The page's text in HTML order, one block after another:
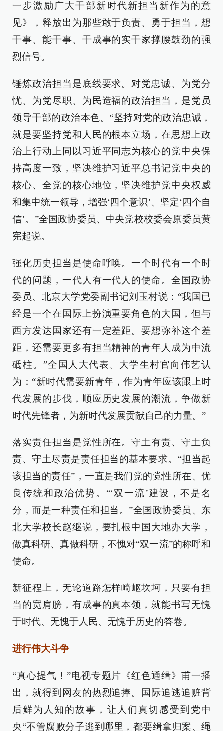
一步激励广大干部新时代新担当新作为的意
见》，释放出为那些敢于负责、勇于担当，想
干事、能干事、干成事的实干家撑腰鼓劲的强
烈信号。
锤炼政治担当是底线要求。对党忠诚、为党分
忧、为党尽职、为民造福的政治担当，是党员
领导干部的政治本色。“坚持对党的政治忠诚，
就是要坚持党和人民的根本立场，在思想上政
治上行动上同以习近平同志为核心的党中央保
持高度一致，坚决维护习近平总书记党中央的
核心、全党的核心地位，坚决维护党中央权威
和集中统一领导，增强‘四个意识’、坚定‘四个自
信’。”全国政协委员、中央党校校委会原委员黄
宪起说。
强化历史担当是使命呼唤。一个时代有一个时
代的问题，一代人有一代人的使命。全国政协
委员、北京大学党委副书记刘玉村说：“我国已
经是一个在国际上扮演重要角色的大国，但与
西方发达国家还有一定差距。要想弥补这个差
距，还需要更多有担当精神的青年人成为中流
砥柱。”全国人大代表、大学生村官向伟艺认
为：“新时代需要新青年，作为青年应该跟上时
代发展的步伐，顺应历史发展的潮流，争做新
时代先锋者，为新时代发展贡献自己的力量。”
落实责任担当是党性所在。守土有责、守土负
责、守土尽责是责任担当的基本要求。“担当起
该担当的责任”，一直是我们党的党性所在、优
良传统和政治优势。“‘双一流’建设，不是名
分，而是一种责任和担当。”全国政协委员、东
北大学校长赵继说，要扎根中国大地办大学，
做真科研、真做科研，不愧对“双一流”的称呼和
使命。
新征程上，无论道路怎样崎岖坎坷，只要有担
当的宽肩膀，有成事的真本领，就能书写无愧
于时代、无愧于人民、无愧于历史的答卷。
进行伟大斗争
“真心提气！”电视专题片《红色通缉》甫一播
出，就得到网友的热烈追捧。国际追逃追赃背
后鲜为人知的故事，让人们真切感受到党中
央“不管腐败分子逃到哪里，都要缉拿归案、绳